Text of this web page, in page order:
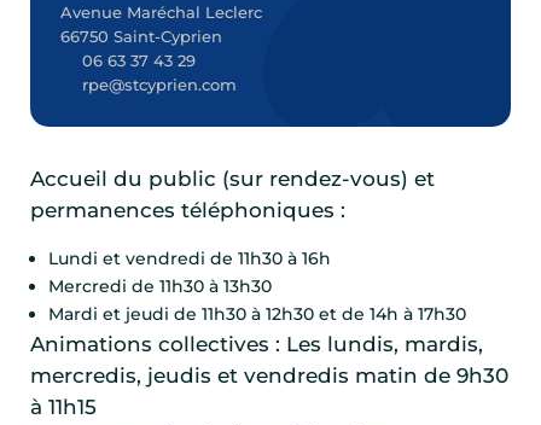
Avenue Maréchal Leclerc
66750 Saint-Cyprien
06 63 37 43 29
rpe@stcyprien.com
Accueil du public (sur rendez-vous) et
permanences téléphoniques :
Lundi et vendredi de 11h30 à 16h
Mercredi de 11h30 à 13h30
Mardi et jeudi de 11h30 à 12h30 et de 14h à 17h30
Animations collectives : Les lundis, mardis,
mercredis, jeudis et vendredis matin de 9h30
à 11h15